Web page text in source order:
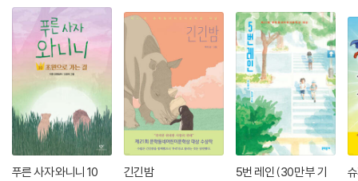
푸른 사자 와니니 10 긴긴밤
5번 레인 (30만 부 기